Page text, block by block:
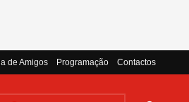
de Amigos Programação Contactos